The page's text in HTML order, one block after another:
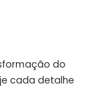
do
cada detalhe